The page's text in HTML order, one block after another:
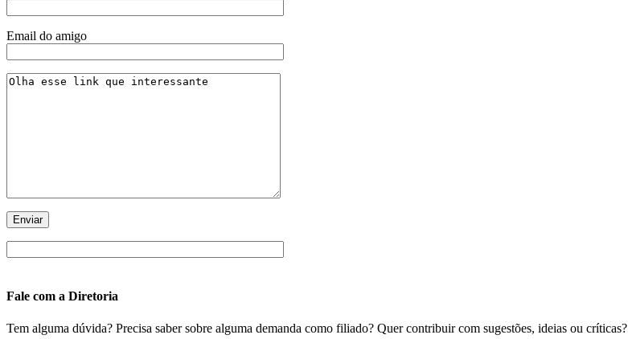
Email do amigo
Fale com a Diretoria
Tem alguma dúvida? Precisa saber sobre alguma demanda como filiado? Quer contribuir com sugestões, ideias ou críticas?